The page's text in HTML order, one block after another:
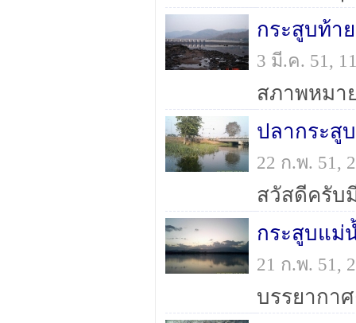
กระสูบท้า
3 มี.ค. 51,
สภาพหมา
ปลากระสู
22 ก.พ. 51,
สวัสดีครับ
21 ก.พ. 51,
บรรยากา